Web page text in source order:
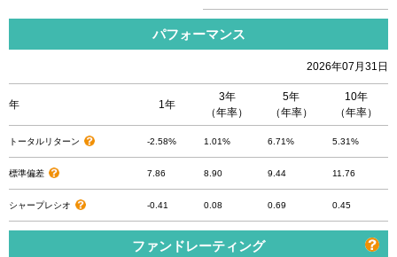
パフォーマンス
2026年07月31日
年 1年
3年
（年率）
5年
（年率）
10年
（年率）
トータルリターン -2.58% 1.01% 6.71% 5.31%
標準偏差 7.86 8.90 9.44 11.76
シャープレシオ -0.41 0.08 0.69 0.45
ファンドレーティング